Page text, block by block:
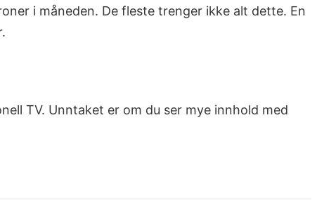
i måneden. De fleste trenger ikke alt dette. En
TV. Unntaket er om du ser mye innhold med